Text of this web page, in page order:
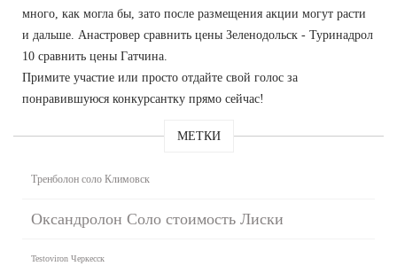
много, как могла бы, зато после размещения акции могут расти
и дальше. Анастровер сравнить цены Зеленодольск - Туринадрол
10 сравнить цены Гатчина.
Примите участие или просто отдайте свой голос за
понравившуюся конкурсантку прямо сейчас!
МЕТКИ
Тренболон соло Климовск
Оксандролон Соло стоимость Лиски
Testoviron Черкесск